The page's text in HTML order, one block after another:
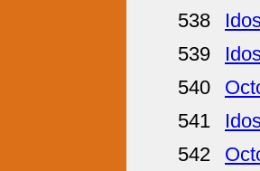
538
539
540
541
542